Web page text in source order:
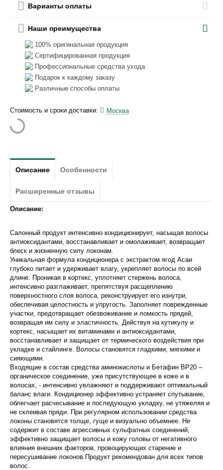
Варианты оплаты
Наши преимущества
100% оригинальная продукция
Сертифицированная продукция
Профессиональные средства ухода
Подарок к каждому заказу
Различные способы оплаты
Стоимость и сроки доставки: Москва
Описание Особенности
Расширенные отзывы
Описание:
Салонный продукт интенсивно кондиционирует, насыщая волосы
антиоксидантами, восстанавливает и омолаживает, возвращает
блеск и жизненную силу локонам.
Уникальная формула кондиционера с экстрактом ягод Асаи
глубоко питает и удерживает влагу, укрепляет волосы по всей
длине. Проникая в кортекс, уплотняет стержень волоса,
интенсивно разглаживает, препятствуя расщеплению
поверхностного слоя волоса, реконструирует его изнутри,
обеспечивая целостность и упругость. Заполняет поврежденные
участки, предотвращает обезвоживание и ломкость прядей,
возвращая им силу и эластичность. Действуя на кутикулу и
кортекс, насыщает их витаминами и антиоксидантами,
восстанавливает и защищает от термического воздействия при
укладке и стайлинге. Волосы становятся гладкими, мягкими и
сияющими.
Входящие в состав средства аминокислоты и Бетафин BP20 –
органическое соединение, уже присутствующее в коже и в
волосах, - интенсивно увлажняют и поддерживают оптимальный
баланс влаги. Кондиционер эффективно устраняет спутывание,
облегчает расчесывание и последующую укладку, не утяжеляя и
не склеивая пряди. При регулярном использовании средства
локоны становятся толще, гуще и визуально объемнее. Не
содержит в составе агрессивных сульфатных соединений,
эффективно защищает волосы и кожу головы от негативного
влияния внешних факторов, провоцирующих старение и
пересушивание локонов.Продукт рекомендован для всех типов
волос.